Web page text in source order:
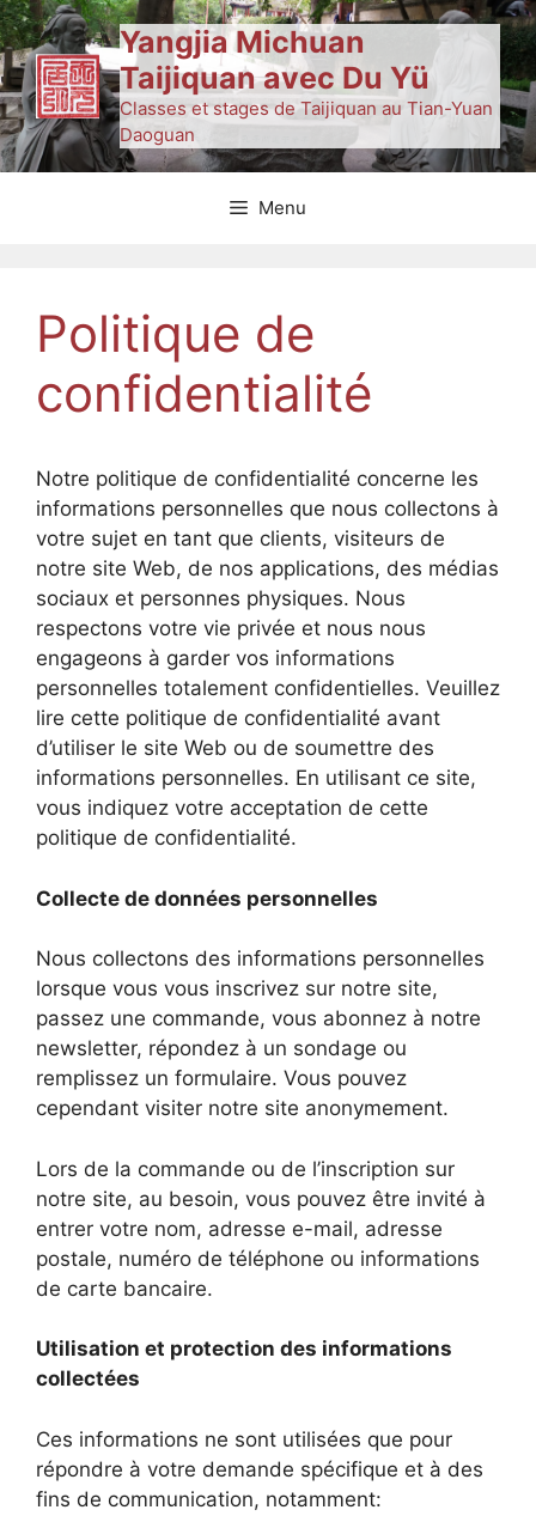
Aller
au
contenu
Yangjia Michuan
Taijiquan avec Du Yü
Classes et stages de Taijiquan au Tian-Yuan
Daoguan
Menu
Politique de
confidentialité
Notre politique de confidentialité concerne les
informations personnelles que nous collectons à
votre sujet en tant que clients, visiteurs de
notre site Web, de nos applications, des médias
sociaux et personnes physiques. Nous
respectons votre vie privée et nous nous
engageons à garder vos informations
personnelles totalement confidentielles. Veuillez
lire cette politique de confidentialité avant
d’utiliser le site Web ou de soumettre des
informations personnelles. En utilisant ce site,
vous indiquez votre acceptation de cette
politique de confidentialité.
Collecte de données personnelles
Nous collectons des informations personnelles
lorsque vous vous inscrivez sur notre site,
passez une commande, vous abonnez à notre
newsletter, répondez à un sondage ou
remplissez un formulaire. Vous pouvez
cependant visiter notre site anonymement.
Lors de la commande ou de l’inscription sur
notre site, au besoin, vous pouvez être invité à
entrer votre nom, adresse e-mail, adresse
postale, numéro de téléphone ou informations
de carte bancaire.
Utilisation et protection des informations
collectées
Ces informations ne sont utilisées que pour
répondre à votre demande spécifique et à des
fins de communication, notamment: